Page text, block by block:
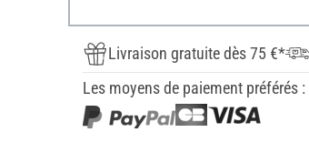
Livraison gratuite dès 75 €*
Les moyens de paiement préférés :